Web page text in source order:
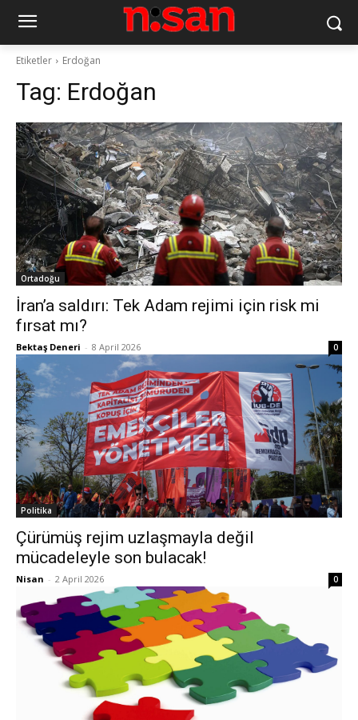
Etiketler Erdoğan
Tag: Erdoğan
Ortadoğu
İran’a saldırı: Tek Adam rejimi için risk mi
fırsat mı?
Bektaş Deneri - 8 April 2026 0
Politika
Çürümüş rejim uzlaşmayla değil
mücadeleyle son bulacak!
Nisan - 2 April 2026 0